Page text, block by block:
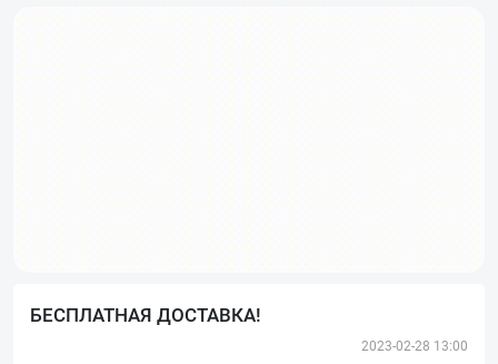
БЕСПЛАТНАЯ ДОСТАВКА!
2023-02-28 13:00